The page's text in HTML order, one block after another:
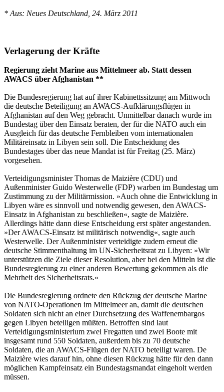
* Aus: Neues Deutschland, 24. März 2011
Verlagerung der Kräfte
Regierung zieht Marine aus Mittelmeer ab. Statt dessen
AWACS über Afghanistan **
Die Bundesregierung hat auf ihrer Kabinettssitzung am Mittwoch
die deutsche Beteiligung an AWACS-Aufklärungsflügen in
Afghanistan auf den Weg gebracht. Unmittelbar danach wurde im
Bundestag über den Einsatz beraten, der für die NATO auch ein
Ausgleich für das deutsche Fernbleiben vom internationalen
Militäreinsatz in Libyen sein soll. Die Entscheidung des
Bundestages über das neue Mandat ist für Freitag (25. März)
vorgesehen.
Verteidigungsminister Thomas de Maizière (CDU) und
Außenminister Guido Westerwelle (FDP) warben im Bundestag um
Zustimmung zu der Militärmission. »Auch ohne die Entwicklung in
Libyen wäre es sinnvoll und notwendig gewesen, den AWACS-
Einsatz in Afghanistan zu beschließen«, sagte de Maizière.
Allerdings hätte dann diese Entscheidung erst später angestanden.
»Der AWACS-Einsatz ist militärisch notwendig«, sagte auch
Westerwelle. Der Außenminister verteidigte zudem erneut die
deutsche Stimmenthaltung im UN-Sicherheitsrat zu Libyen: »Wir
unterstützen die Ziele dieser Resolution, aber bei den Mitteln ist die
Bundesregierung zu einer anderen Bewertung gekommen als die
Mehrheit des Sicherheitsrats.«
Die Bundesregierung ordnete den Rückzug der deutsche Marine
von NATO-Operationen im Mittelmeer an, damit die deutschen
Soldaten sich nicht an einer Durchsetzung des Waffenembargos
gegen Libyen beteiligen müßten. Betroffen sind laut
Verteidigungsministerium zwei Fregatten und zwei Boote mit
insgesamt rund 550 Soldaten, außerdem bis zu 70 deutsche
Soldaten, die an AWACS-Flügen der NATO beteiligt waren. De
Maizière wies darauf hin, ohne diesen Rückzug hätte für den dann
möglichen Kampfeinsatz ein Bundestagsmandat eingeholt werden
müssen.